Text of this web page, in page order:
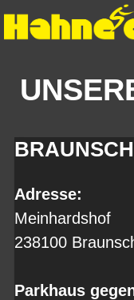
Adresse:
Meinhardshof
238100
Parkhaus